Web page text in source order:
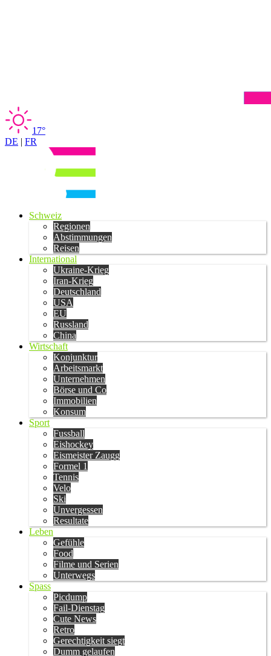
17°
DE | FR
Schweiz
Regionen
Abstimmungen
Reisen
International
Ukraine-Krieg
Iran-Krieg
Deutschland
USA
EU
Russland
China
Wirtschaft
Konjunktur
Arbeitsmarkt
Unternehmen
Börse und Co
Immobilien
Konsum
Sport
Fussball
Eishockey
Eismeister Zaugg
Formel 1
Tennis
Velo
Ski
Unvergessen
Resultate
Leben
Gefühle
Food
Filme und Serien
Unterwegs
Spass
Picdump
Fail-Dienstag
Cute News
Retro
Gerechtigkeit siegt
Dumm gelaufen